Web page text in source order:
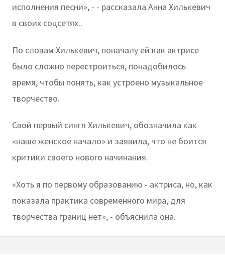
исполнения песни», - - рассказала Анна Хилькевич
в своих соцсетях..
По словам Хилькевич, поначалу ей как актрисе
было сложно перестроиться, понадобилось
время, чтобы понять, как устроено музыкальное
творчество.
Свой первый сингл Хилькевич, обозначила как
«наше женское начало» и заявила, что не боится
критики своего нового начинания.
«Хоть я по первому образованию - актриса, но, как
показала практика современного мира, для
творчества границ нет», - объяснила она.